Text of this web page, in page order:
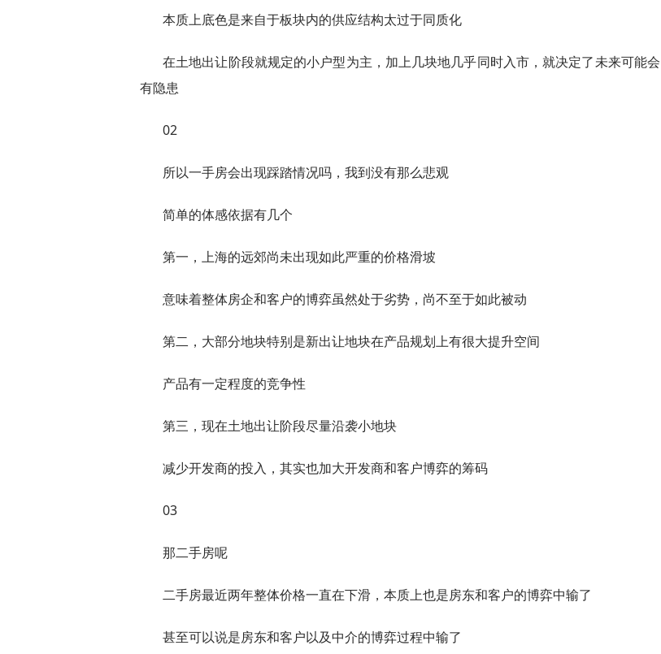
本质上底色是来自于板块内的供应结构太过于同质化
在土地出让阶段就规定的小户型为主，加上几块地几乎同时入市，就决定了未来可能会
有隐患
02
所以一手房会出现踩踏情况吗，我到没有那么悲观
简单的体感依据有几个
第一，上海的远郊尚未出现如此严重的价格滑坡
意味着整体房企和客户的博弈虽然处于劣势，尚不至于如此被动
第二，大部分地块特别是新出让地块在产品规划上有很大提升空间
产品有一定程度的竞争性
第三，现在土地出让阶段尽量沿袭小地块
减少开发商的投入，其实也加大开发商和客户博弈的筹码
03
那二手房呢
二手房最近两年整体价格一直在下滑，本质上也是房东和客户的博弈中输了
甚至可以说是房东和客户以及中介的博弈过程中输了